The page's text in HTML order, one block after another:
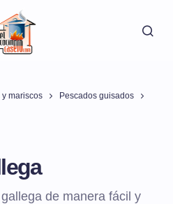
y mariscos
Pescados guisados
de manera fácil y